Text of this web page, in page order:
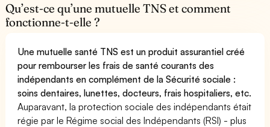
Qu’est-ce qu’une mutuelle TNS et comment
fonctionne-t-elle ?
Une mutuelle santé TNS est un produit assurantiel créé
pour rembourser les frais de santé courants des
indépendants en complément de la Sécurité sociale :
soins dentaires, lunettes, docteurs, frais hospitaliers, etc.
Auparavant, la protection sociale des indépendants était
régie par le Régime social des Indépendants (RSI) - plus